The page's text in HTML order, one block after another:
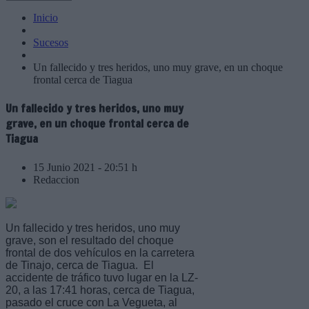
Inicio
Sucesos
Un fallecido y tres heridos, uno muy grave, en un choque
frontal cerca de Tiagua
Un fallecido y tres heridos, uno muy
grave, en un choque frontal cerca de
Tiagua
15 Junio 2021 - 20:51 h
Redaccion
Un fallecido y tres heridos, uno muy
grave, son el resultado del choque
frontal de dos vehículos en la carretera
de Tinajo, cerca de Tiagua. El
accidente de tráfico tuvo lugar en la LZ-
20, a las 17:41 horas, cerca de Tiagua,
pasado el cruce con La Vegueta, al